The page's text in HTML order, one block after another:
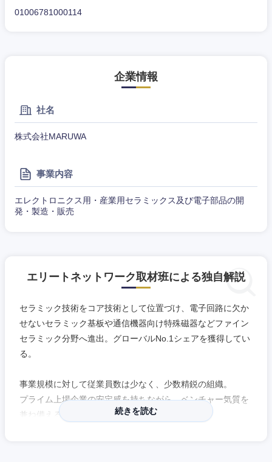
01006781000114
企業情報
社名
株式会社MARUWA
事業内容
エレクトロニクス用・産業用セラミックス及び電子部品の開
発・製造・販売
エリートネットワーク取材班による独自解説
セラミック技術をコア技術として位置づけ、電子回路に欠か
せないセラミック基板や通信機器向け特殊磁器などファイン
セラミック分野へ進出。グローバルNo.1シェアを獲得してい
る。
事業規模に対して従業員数は少なく、少数精鋭の組織。
プライム上場企業の安定感を持ちながら、ベンチャー気質を
兼ね備える。
続きを読む
東海地方
愛知県